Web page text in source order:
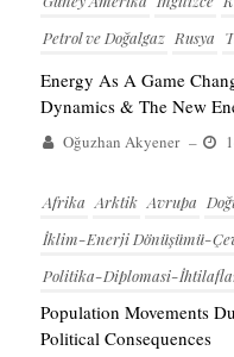
Petrol ve Doğalgaz Rusya
Energy As A Game
Dynamics & The New
Oğuzhan Akyener –
Afrika Arktik Avrupa
İklim-Enerji Dönüşümü-
Politika-Diplomasi-
Population Movements
Political Consequences